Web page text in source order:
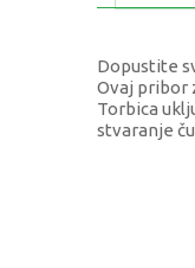
Dopustite
Ovaj pribor
Torbica
stvaranje